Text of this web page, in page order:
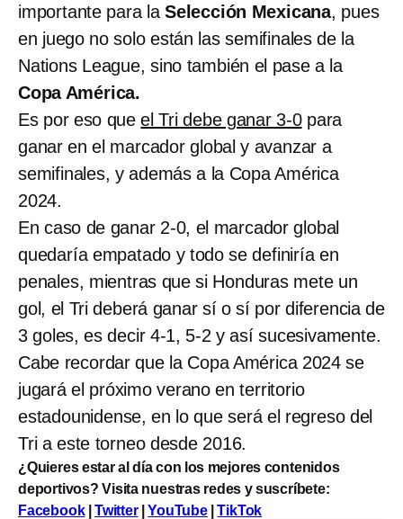
importante para laSelección Mexicana, pues
en juego no solo están las semifinales de la
Nations League, sino también el pase a la
Copa América.
Es por eso queel Tri debe ganar 3-0para
ganar en el marcador global y avanzar a
semifinales, y además a la Copa América
2024.
En caso de ganar 2-0, el marcador global
quedaría empatado y todo se definiría en
penales, mientras que si Honduras mete un
gol, el Tri deberá ganar sí o sí por diferencia de
3 goles, es decir 4-1, 5-2 y así sucesivamente.
Cabe recordar que la Copa América 2024 se
jugará el próximo verano en territorio
estadounidense, en lo que será el regreso del
Tri a este torneo desde 2016.
¿Quieres estar al día con los mejores contenidos
deportivos? Visita nuestras redes y suscríbete:
Facebook|Twitter|YouTube|TikTok